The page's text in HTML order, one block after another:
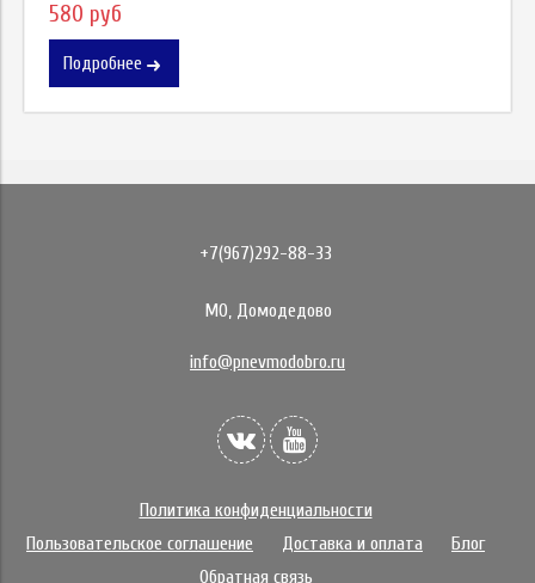
580 руб
Подробнее
+7(967)292-88-33
МО, Домодедово
info@pnevmodobro.ru
Политика конфиденциальности
Пользовательское соглашение
Доставка и оплата
Блог
Обратная связь